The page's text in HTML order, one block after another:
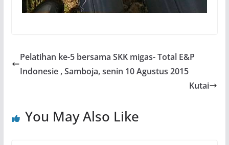
Pelatihan ke-5 bersama SKK migas- Total E&P
Indonesie , Samboja, senin 10 Agustus 2015
Kutai
You May Also Like